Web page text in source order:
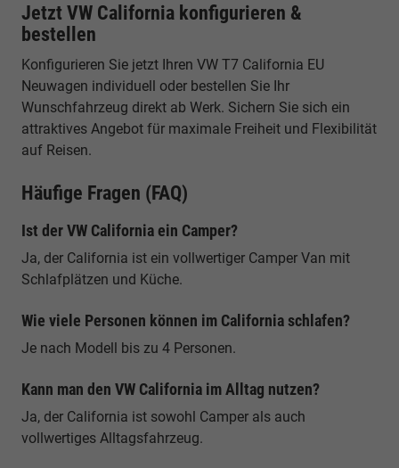
Jetzt VW California konfigurieren &
bestellen
Konfigurieren Sie jetzt Ihren VW T7 California EU
Neuwagen individuell oder bestellen Sie Ihr
Wunschfahrzeug direkt ab Werk. Sichern Sie sich ein
attraktives Angebot für maximale Freiheit und Flexibilität
auf Reisen.
Häufige Fragen (FAQ)
Ist der VW California ein Camper?
Ja, der California ist ein vollwertiger Camper Van mit
Schlafplätzen und Küche.
Wie viele Personen können im California schlafen?
Je nach Modell bis zu 4 Personen.
Kann man den VW California im Alltag nutzen?
Ja, der California ist sowohl Camper als auch
vollwertiges Alltagsfahrzeug.